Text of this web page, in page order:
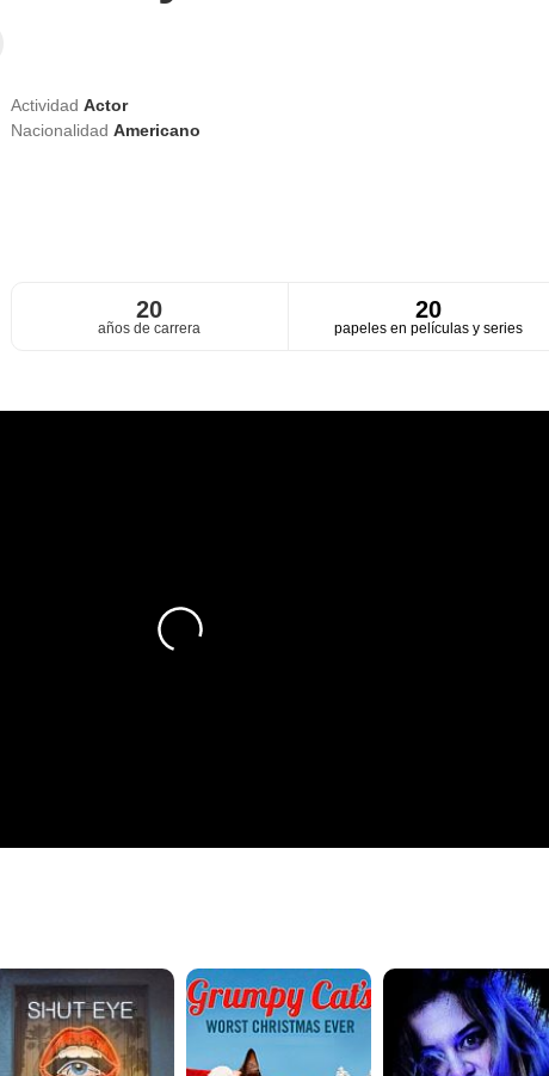
Actividad Actor
Nacionalidad Americano
20
años de carrera
20
papeles en películas y series